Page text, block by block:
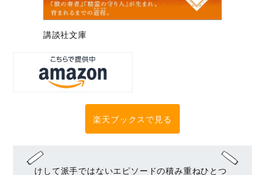
講談社文庫
楽天ブックスで見る
けして派手ではないエピソードの積み重ねひとつ